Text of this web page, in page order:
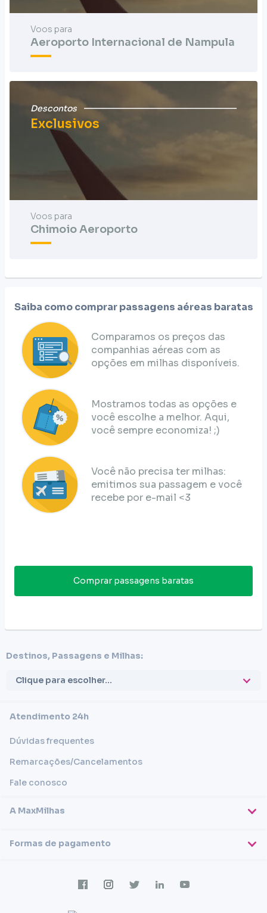
Voos para
Aeroporto Internacional de Nampula
Descontos
Exclusivos
Voos para
Chimoio Aeroporto
Saiba como comprar passagens aéreas baratas
Comparamos os preços das
companhias aéreas com as
opções em milhas disponíveis.
Mostramos todas as opções e
você escolhe a melhor. Aqui,
você sempre economiza! ;)
Você não precisa ter milhas:
emitimos sua passagem e você
recebe por e-mail <3
Comprar passagens baratas
Destinos, Passagens e Milhas:
Clique para escolher...
A MaxMilhas
Atendimento 24h
Dúvidas frequentes
Remarcações/Cancelamentos
Fale conosco
Formas de pagamento